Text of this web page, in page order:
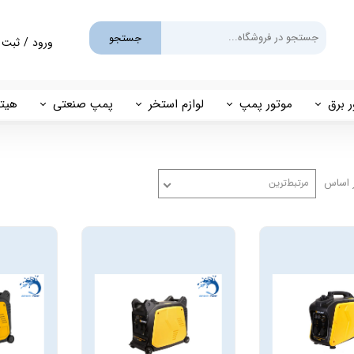
جستجو ورود /
برق موتور پمپ
گازوئیلی
لوازم استخر
فیلتر شنی
کلرزن نمکی
گرمکن برقی
پمپ صنعتی
اساس مرتبط‌ترین